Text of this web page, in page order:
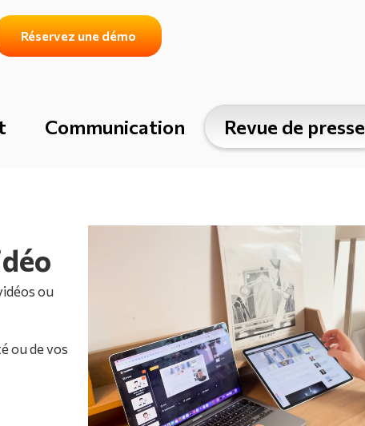
Réservez une démo
Communication Revue de presse
ou
ou de vos